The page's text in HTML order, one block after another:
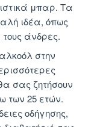
μπαρ. Τα
ιδέα, όπως
άνδρες.
στην
σας ζητήσουν
των 25 ετών.
οδήγησης,